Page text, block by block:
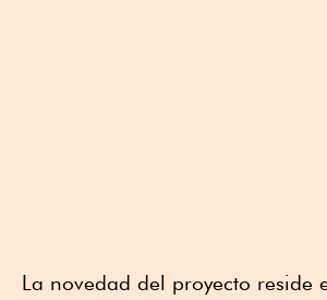
La novedad del proyecto reside